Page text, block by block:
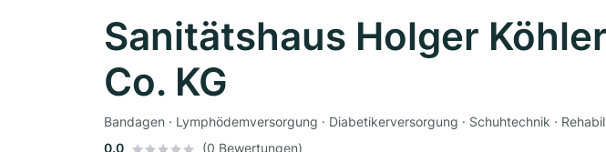
Sanitätshaus Holger
Co. KG
Bandagen · Lymphödemversorgung · Diabetikerversorgung · Schuhtechnik ·
0.0
(0 Bewertungen)